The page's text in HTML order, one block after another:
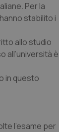
Per la
stabilito i
allo studio
all’università è
in questo
l’esame per